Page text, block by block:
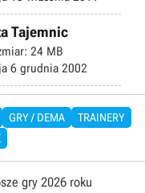
Tajemnic
24 MB
6 grudnia 2002
GRY / DEMA
TRAINERY
gry 2026 roku